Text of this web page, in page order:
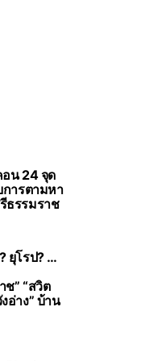
อน 24 จุด
การตามหา
ธรรมราช
ยุโรป? …
ช” “สวิต
อ่าง” บ้าน